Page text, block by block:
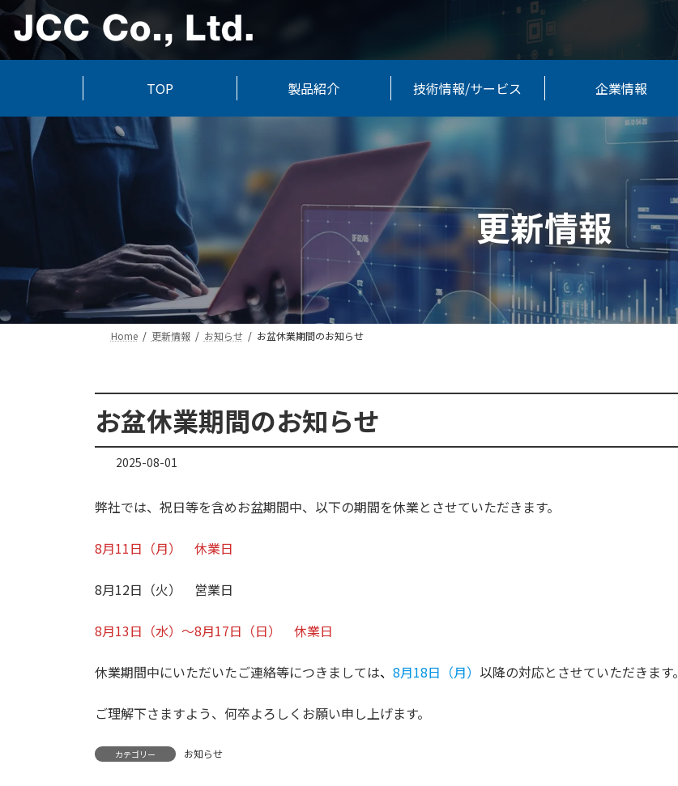
コ
テ
キ
ナ
ゲ
に
TOP 製品紹介 技術情報/サービス 企業情報
更新情報
Home 更新情報 お知らせ お盆休業期間のお知らせ
お盆休業期間のお知らせ
2025-08-01
弊社では、祝日等を含めお盆期間中、以下の期間を休業とさせていただきます。
8月11日（月） 休業日
8月12日（火） 営業日
8月13日（水）～8月17日（日） 休業日
休業期間中にいただいたご連絡等につきましては、 8月18日（月） 以降の対応とさせていただきます。
ご理解下さますよう、何卒よろしくお願い申し上げます。
カテゴリー お知らせ